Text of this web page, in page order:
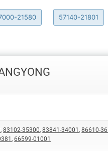
21580 57140-21801
,83102-35300,83841-34001,86610-
,66599-01001